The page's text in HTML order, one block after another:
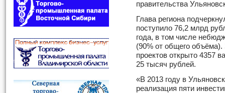
правительства
Глава региона
поступило 76,2 млрд
года, в том числе
(90% от общего
проектов открыто 4357
25 тысяч рублей.
«В 2013 году в
реализация пяти